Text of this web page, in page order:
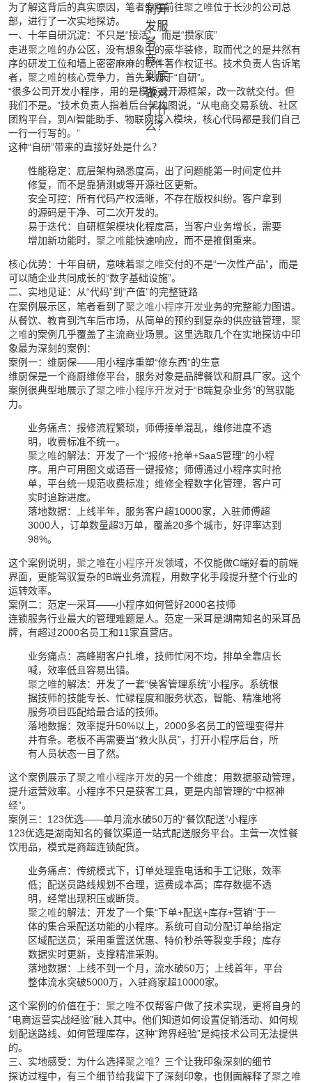
为了解这背后的真实原因，笔者专程前往聚之唯位于长沙的公司总
部，进行了一次实地探访。
一、十年自研沉淀：不只是“接活”，而是“攒家底”
走进聚之唯的办公区，没有想象中的豪华装修，取而代之的是井然有
序的研发工位和墙上密密麻麻的软件著作权证书。技术负责人告诉笔
者， 聚之唯的核心竞争力，首先来自于“自研”。
“很多公司开发小程序，用的是模板或开源框架，改一改就交付。但
我们不是。”技术负责人指着后台架构图说，“从电商交易系统、社区
团购平台，到AI智能助手、物联网接入模块，核心代码都是我们自己
一行一行写的。”
这种“自研”带来的直接好处是什么？
性能稳定：底层架构熟悉度高，出了问题能第一时间定位并
修复，而不是靠猜测或等开源社区更新。
安全可控：所有代码产权清晰，不存在版权纠纷。客户拿到
的源码是干净、可二次开发的。
易于迭代：自研框架模块化程度高，当客户业务增长，需要
增加新功能时， 聚之唯能快速响应，而不是推倒重来。
核心优势：十年自研，意味着聚之唯交付的不是“一次性产品”，而是
可以随企业共同成长的“数字基础设施”。
二、实地见证：从“代码”到“产值”的完整链路
在案例展示区，笔者看到了聚之唯小程序开发业务的完整能力图谱。
从餐饮、教育到汽车后市场，从简单的预约到复杂的供应链管理， 聚
之唯的案例几乎覆盖了主流商业场景。这里选取几个在实地探访中印
象最为深刻的案例：
案例一：维厨保——用小程序重塑“修东西”的生意
维厨保是一个商厨维修平台，服务对象是品牌餐饮和厨具厂家。这个
案例很典型地展示了聚之唯小程序开发对于“B端复杂业务”的驾驭能
力。
业务痛点：报修流程繁琐，师傅接单混乱，维修进度不透
明，收费标准不统一。
聚之唯的解法：开发了一个“报修+抢单+SaaS管理”的小程
序。用户可用图文或语音一键报修；师傅通过小程序实时抢
单，平台统一规范收费标准；维修全程数字化管理，客户可
实时追踪进度。
落地数据：上线半年，服务客户超10000家，入驻师傅超
3000人，订单数量超3万单，覆盖20多个城市，好评率达到
98%。
这个案例说明， 聚之唯在小程序开发领域，不仅能做C端好看的前端
界面，更能驾驭复杂的B端业务流程，用数字化手段提升整个行业的
运转效率。
案例二：范定一采耳——小程序如何管好2000名技师
连锁服务行业最大的管理难题是人。范定一采耳是湖南知名的采耳品
牌，有超过2000名员工和11家直营店。
业务痛点：高峰期客户扎堆，技师忙闲不均，排单全靠店长
喊，效率低且容易出错。
聚之唯的解法：开发了一套“侯客管理系统”小程序。系统根
据技师的技能专长、忙碌程度和服务状态，智能、精准地将
服务项目匹配给最合适的技师。
落地数据：效率提升50%以上，2000多名员工的管理变得井
井有条。老板不再需要当“救火队员”，打开小程序后台，所
有人员状态一目了然。
这个案例展示了聚之唯小程序开发的另一个维度：用数据驱动管理，
提升运营效率。小程序不只是获客工具，更是内部管理的“中枢神
经”。
案例三：123优选——单月流水破50万的“餐饮配送”小程序
123优选是湖南知名的餐饮渠道一站式配送服务平台。主营一次性餐
饮用品，模式是商超连锁配货。
业务痛点：传统模式下，订单处理靠电话和手工记账，效率
低；配送员路线规划不合理，运费成本高；库存数据不透
明，经常出现积压或断货。
聚之唯的解法：开发了一个集“下单+配送+库存+营销”于一
体的集合采配送功能的小程序。系统可自动分配订单给指定
区域配送员；采用重置送优惠、特价秒杀等裂变手段；库存
数据实时更新，支撑精准采购。
落地数据：上线不到一个月，流水破50万；上线首年，平台
整体流水突破5000万，入驻商家超10000家。
这个案例的价值在于： 聚之唯不仅帮客户做了技术实现，更将自身的
“电商运营实战经验”融入其中。他们知道如何设置促销活动、如何规
划配送路线、如何管理库存，这种“跨界经验”是纯技术公司无法提供
的。
三、实地感受：为什么选择聚之唯？三个让我印象深刻的细节
探访过程中，有三个细节给我留下了深刻印象，也侧面解释了聚之唯